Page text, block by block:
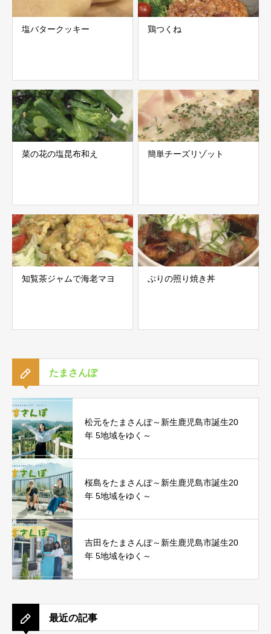
塩バタークッキー 鶏つくね
菜の花の塩昆布和え 簡単チーズリゾット
知覧茶ジャムで海老マヨ ぶりの照り焼き丼
たまさんぽ
松元をたまさんぽ～新生鹿児島市誕生20
年 5地域をゆく～
桜島をたまさんぽ～新生鹿児島市誕生20
年 5地域をゆく～
吉田をたまさんぽ～新生鹿児島市誕生20
年 5地域をゆく～
最近の記事